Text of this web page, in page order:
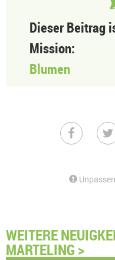
Dieser Beitrag
Mission:
Blumen
WEITERE
MARTELING >